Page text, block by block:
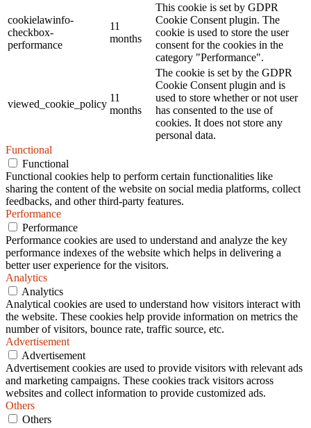
cookielawinfo-
checkbox-
performance
11
months
This cookie is set by GDPR
Cookie Consent plugin. The
cookie is used to store the user
consent for the cookies in the
category "Performance".
viewed_cookie_policy
11
months
The cookie is set by the GDPR
Cookie Consent plugin and is
used to store whether or not user
has consented to the use of
cookies. It does not store any
personal data.
Functional
Functional
Functional cookies help to perform certain functionalities like
sharing the content of the website on social media platforms, collect
feedbacks, and other third-party features.
Performance
Performance
Performance cookies are used to understand and analyze the key
performance indexes of the website which helps in delivering a
better user experience for the visitors.
Analytics
Analytics
Analytical cookies are used to understand how visitors interact with
the website. These cookies help provide information on metrics the
number of visitors, bounce rate, traffic source, etc.
Advertisement
Advertisement
Advertisement cookies are used to provide visitors with relevant ads
and marketing campaigns. These cookies track visitors across
websites and collect information to provide customized ads.
Others
Others